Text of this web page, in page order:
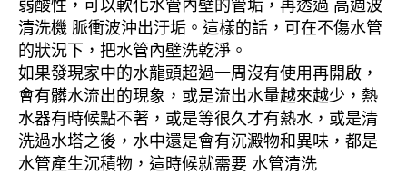
弱酸性，可以軟化水管內壁的管垢，再透過 高週波
清洗機 脈衝波沖出汙垢。這樣的話，可在不傷水管
的狀況下，把水管內壁洗乾淨。
如果發現家中的水龍頭超過一周沒有使用再開啟，
會有髒水流出的現象，或是流出水量越來越少，熱
水器有時候點不著，或是等很久才有熱水，或是清
洗過水塔之後，水中還是會有沉澱物和異味，都是
水管產生沉積物，這時候就需要 水管清洗